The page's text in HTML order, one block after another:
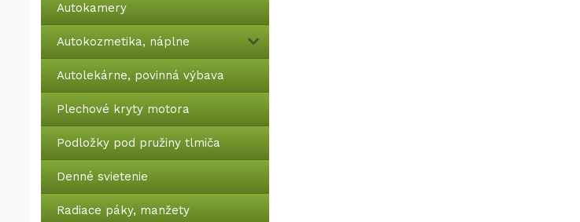
Autokamery
Autokozmetika, náplne
Autolekárne, povinná výbava
Plechové kryty motora
Podložky pod pružiny tlmiča
Denné svietenie
Radiace páky, manžety